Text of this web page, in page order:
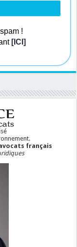
!
[ICI]
français